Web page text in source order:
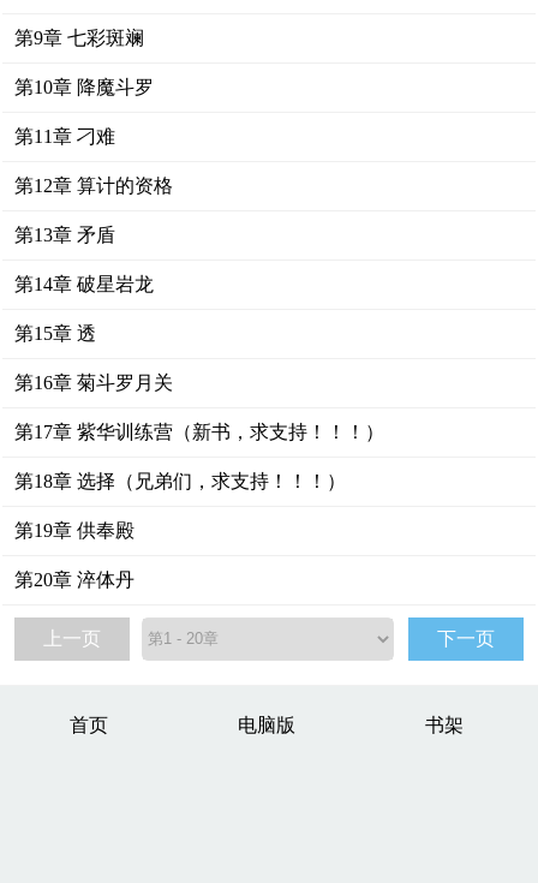
第9章 七彩斑斓
第10章 降魔斗罗
第11章 刁难
第12章 算计的资格
第13章 矛盾
第14章 破星岩龙
第15章 透
第16章 菊斗罗月关
第17章 紫华训练营（新书，求支持！！！）
第18章 选择（兄弟们，求支持！！！）
第19章 供奉殿
第20章 淬体丹
上一页 下一页
首页 电脑版 书架